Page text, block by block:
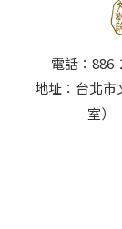
電話：
地址：台北市
室